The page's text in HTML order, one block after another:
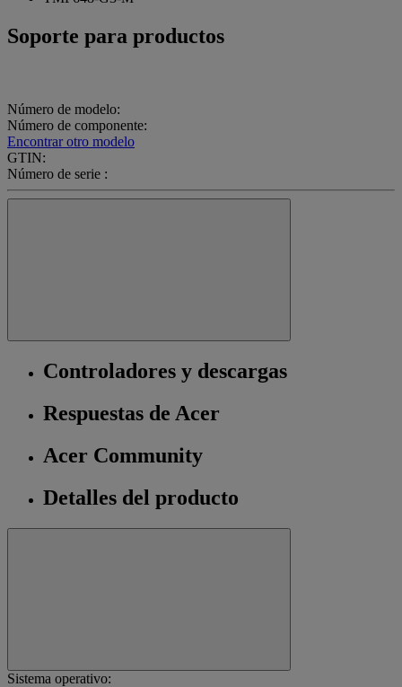
Soporte para productos
Número de modelo:
Número de componente:
Encontrar otro modelo
GTIN:
Número de serie :
Controladores y descargas
Respuestas de Acer
Acer Community
Detalles del producto
Sistema operativo: